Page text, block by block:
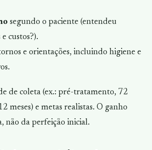
segundo o paciente (entendeu
custos?).
e orientações, incluindo higiene e
de coleta (ex.: pré-tratamento, 72
meses) e metas realistas. O ganho
não da perfeição inicial.